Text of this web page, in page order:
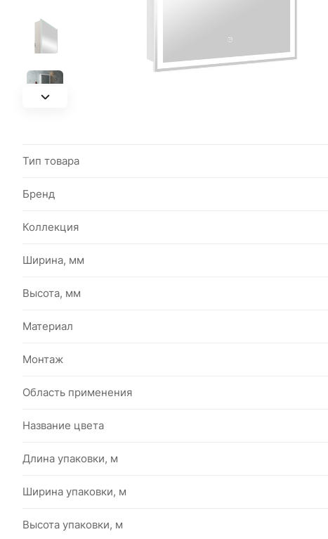
Тип товара
Бренд
Коллекция
Ширина, мм
Высота, мм
Материал
Монтаж
Область применения
Название цвета
Длина упаковки, м
Ширина упаковки, м
Высота упаковки, м